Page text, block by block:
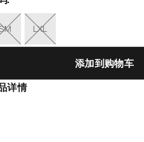
LXL
添加到购物车
详情